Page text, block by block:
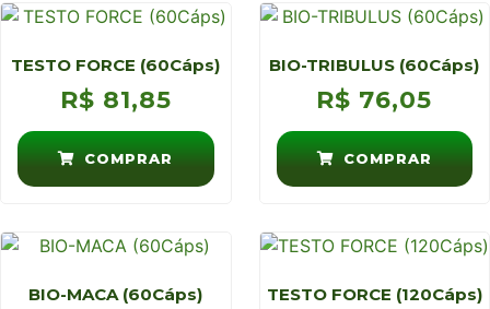
TESTO FORCE (60Cáps)
R$ 81,85
COMPRAR
BIO-TRIBULUS (60Cáps)
R$ 76,05
COMPRAR
BIO-MACA (60Cáps) TESTO FORCE (120Cáps)